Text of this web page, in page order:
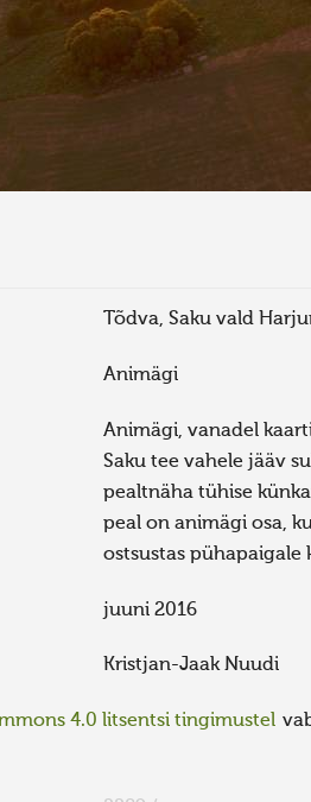
Tõdva, Saku vald
Animägi
Animägi, vanadel
Saku tee vahele jääv
pealtnäha tühise
peal on animägi osa,
ostsustas pühapaigale
juuni 2016
Kristjan-Jaak Nuudi
4.0 litsentsi tingimustel